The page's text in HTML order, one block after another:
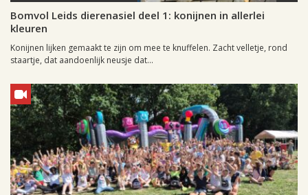
Bomvol Leids dierenasiel deel 1: konijnen in allerlei
kleuren
Konijnen lijken gemaakt te zijn om mee te knuffelen. Zacht velletje, rond
staartje, dat aandoenlijk neusje dat...